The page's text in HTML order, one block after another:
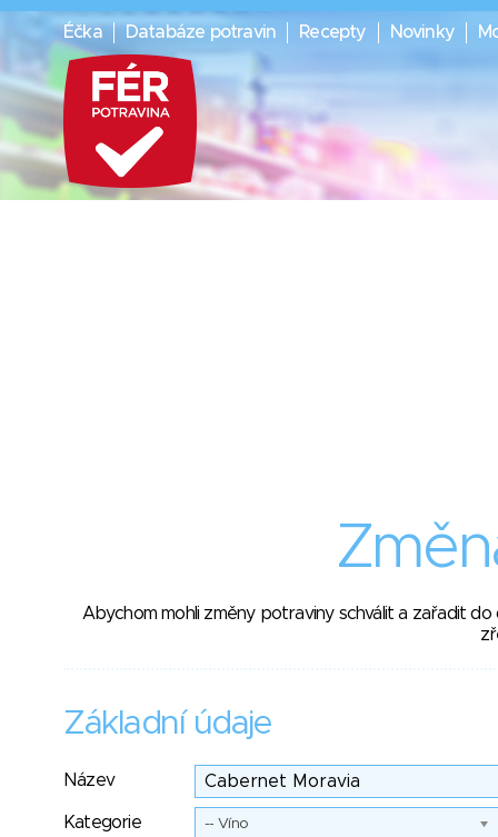
Éčka Databáze potravin Recepty Novinky
Abychom mohli změny potraviny schválit a zařadit
Základní údaje
Název
Kategorie -- Víno